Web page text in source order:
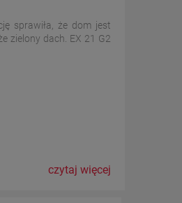
sprawiła, że dom jest
zielony dach. EX 21 G2
czytaj więcej